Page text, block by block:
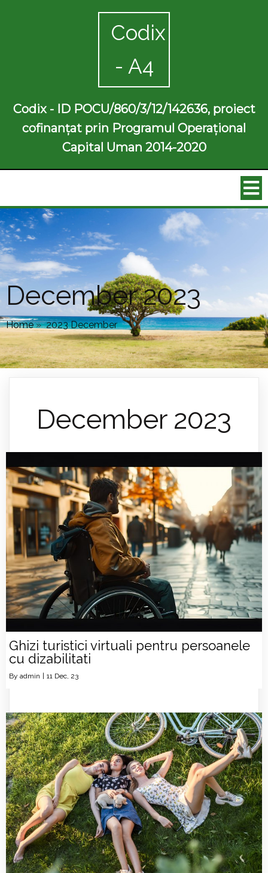
Codix
- A4
Codix - ID POCU/860/3/12/142636, proiect
cofinanțat prin Programul Operațional
Capital Uman 2014-2020
December 2023
Home»2023 December
December 2023
Ghizi turistici virtuali pentru persoanele
cu dizabilitati
By admin | 11 Dec, 23